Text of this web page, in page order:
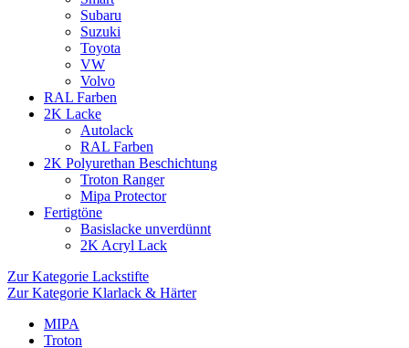
Subaru
Suzuki
Toyota
VW
Volvo
RAL Farben
2K Lacke
Autolack
RAL Farben
2K Polyurethan Beschichtung
Troton Ranger
Mipa Protector
Fertigtöne
Basislacke unverdünnt
2K Acryl Lack
Zur Kategorie Lackstifte
Zur Kategorie Klarlack & Härter
MIPA
Troton